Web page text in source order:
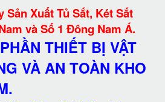
Sản Xuất Tủ Sắt, Két Sắt
và Số 1 Đông Nam Á.
THIẾT BỊ VẬT
VÀ AN TOÀN KHO